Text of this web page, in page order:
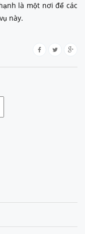
là một nơi để các
này.